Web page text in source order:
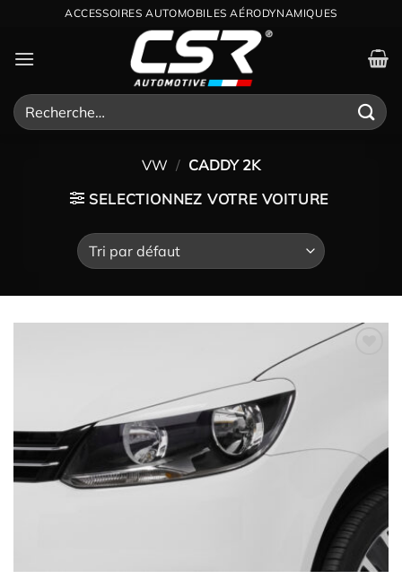
contenu
ACCESSOIRES AUTOMOBILES AÉRODYNAMIQUES
Recherche
pour :
VW / CADDY 2K
SELECTIONNEZ VOTRE VOITURE